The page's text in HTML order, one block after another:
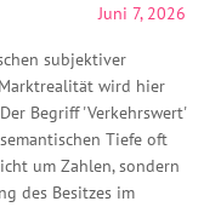
Juni 7, 2026
subjektiver
wird hier
Begriff 'Verkehrswert'
Tiefe oft
um Zahlen, sondern
des Besitzes im